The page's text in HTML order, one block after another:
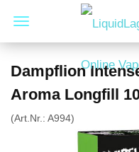
Dampflion
Aroma Longfill
(Art.Nr.: A994)